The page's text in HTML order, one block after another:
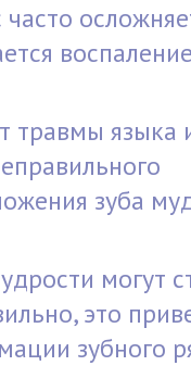
часто
травмы языка
зуба
могут
это
зубного